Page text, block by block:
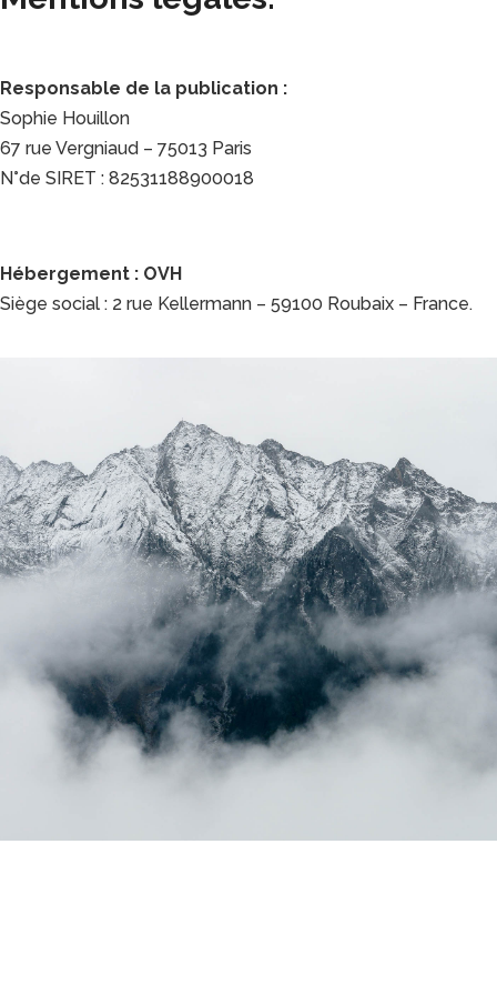
Responsable de la publication :
Sophie Houillon
67 rue Vergniaud – 75013 Paris
N°de SIRET : 82531188900018
Hébergement : OVH
Siège social : 2 rue Kellermann – 59100 Roubaix – France.